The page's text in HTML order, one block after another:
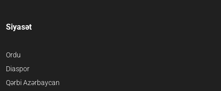
Siyasət
Ordu
Diaspor
Qərbi Azərbaycan